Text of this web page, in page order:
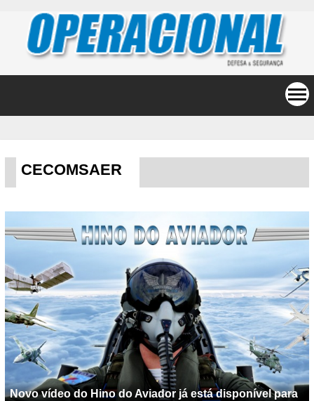
CECOMSAER
Novo vídeo do Hino do Aviador já está disponível para